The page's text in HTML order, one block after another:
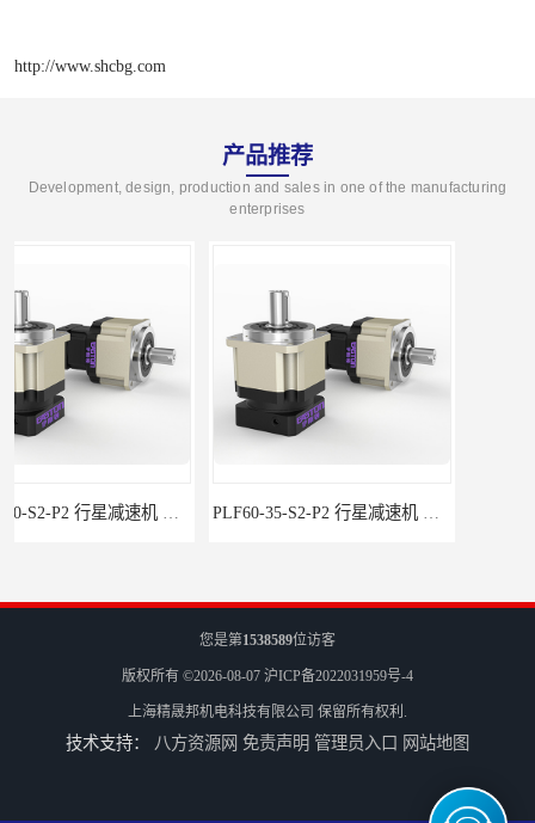
http://www.shcbg.com
产品推荐
Development, design, production and sales in one of the manufacturing
enterprises
PLF60-35-S2-P2 行星减速机 伺服减速机 步进减速机
PLF60-16-S2-P2 行星减速机 伺服减速机 步进减速机
您是第1538589位访客
版权所有 ©2026-08-07 沪ICP备2022031959号-4
上海精晟邦机电科技有限公司 保留所有权利.
技术支持： 八方资源网 免责声明 管理员入口 网站地图